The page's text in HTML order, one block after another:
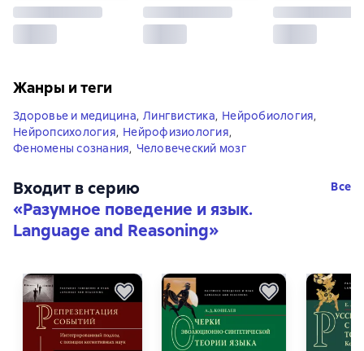
Жанры и теги
Здоровье и медицина, Лингвистика, Нейробиология,
Нейропсихология, Нейрофизиология,
Феномены сознания, Человеческий мозг
Входит в серию
«Разумное поведение и язык.
Language and Reasoning»
Все